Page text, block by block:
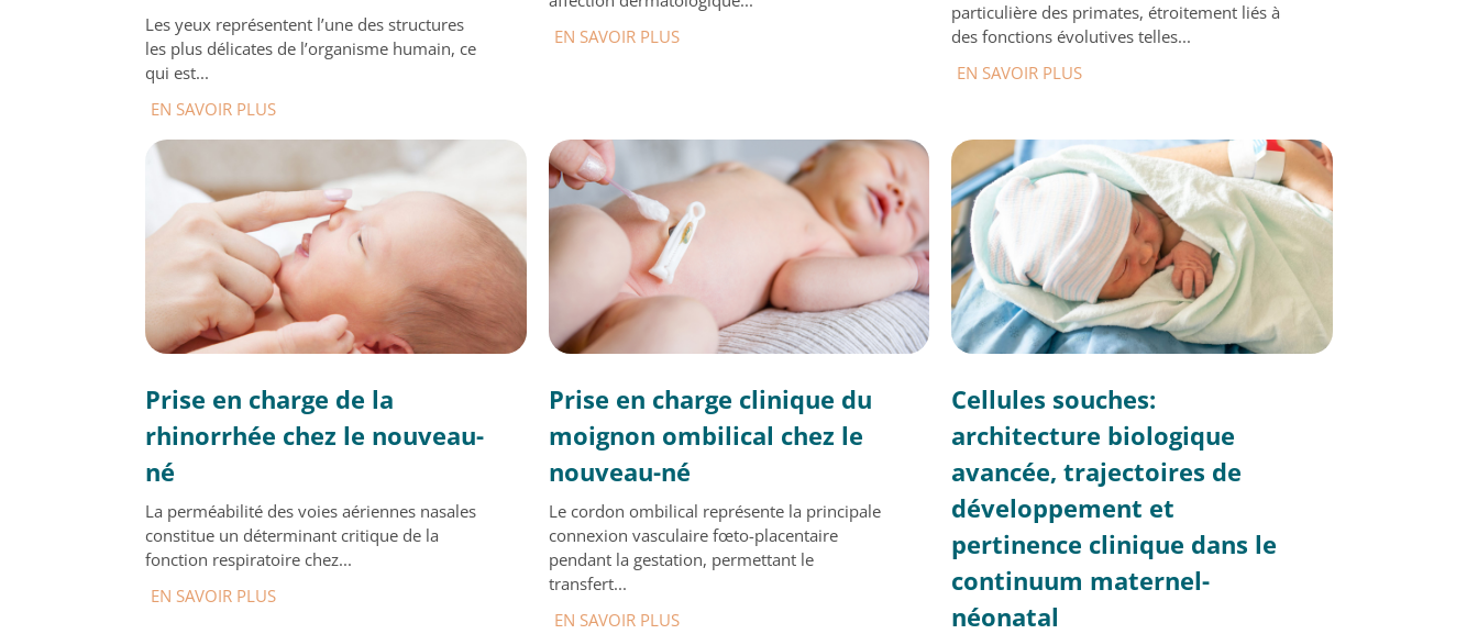
Les yeux représentent l’une des structures
les plus délicates de l’organisme humain, ce
qui est...
EN SAVOIR PLUS
EN SAVOIR PLUS
particulière des primates, étroitement liés à
des fonctions évolutives telles...
EN SAVOIR PLUS
Prise en charge de la
rhinorrhée chez le nouveau-
né
La perméabilité des voies aériennes nasales
constitue un déterminant critique de la
fonction respiratoire chez...
EN SAVOIR PLUS
Prise en charge clinique du
moignon ombilical chez le
nouveau-né
Le cordon ombilical représente la principale
connexion vasculaire fœto-placentaire
pendant la gestation, permettant le
transfert...
EN SAVOIR PLUS
Cellules souches:
architecture biologique
avancée, trajectoires de
développement et
pertinence clinique dans le
continuum maternel-
néonatal